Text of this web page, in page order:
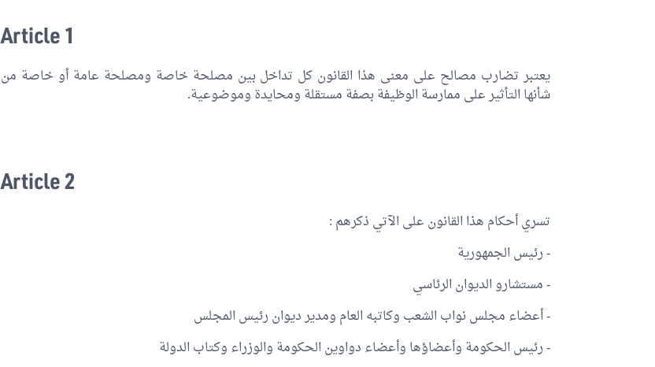
Article 1
يعتبر تضارب مصالح على معنى هذا القانون كل تداخل بين مصلحة خاصة ومصلحة عامة أو خاصة من
شأنها التأثير على ممارسة الوظيفة بصفة مستقلة ومحايدة وموضوعية.
Article 2
تسري أحكام هذا القانون على الآتي ذكرهم :
- رئيس الجمهورية
- مستشارو الديوان الرئاسي
- أعضاء مجلس نواب الشعب وكاتبه العام ومدير ديوان رئيس المجلس
- رئيس الحكومة وأعضاؤها وأعضاء دواوين الحكومة والوزراء وكتاب الدولة